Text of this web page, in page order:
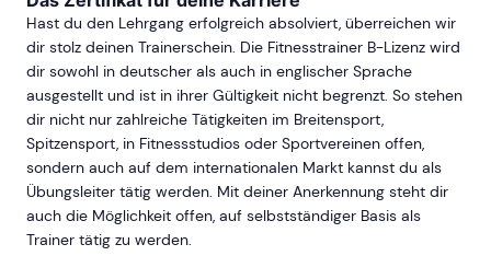
Hast du den Lehrgang erfolgreich absolviert, überreichen wir
dir stolz deinen Trainerschein. Die Fitnesstrainer B-Lizenz wird
dir sowohl in deutscher als auch in englischer Sprache
ausgestellt und ist in ihrer Gültigkeit nicht begrenzt. So stehen
dir nicht nur zahlreiche Tätigkeiten im Breitensport,
Spitzensport, in Fitnessstudios oder Sportvereinen offen,
sondern auch auf dem internationalen Markt kannst du als
Übungsleiter tätig werden. Mit deiner Anerkennung steht dir
auch die Möglichkeit offen, auf selbstständiger Basis als
Trainer tätig zu werden.